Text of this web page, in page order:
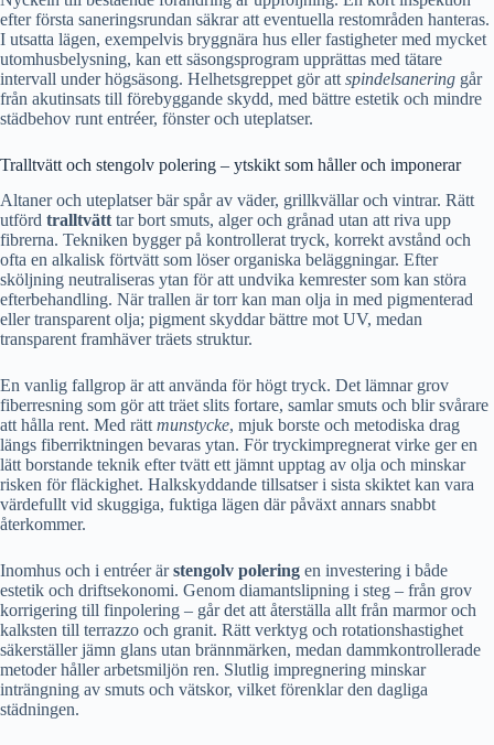
efter första saneringsrundan säkrar att eventuella restområden hanteras.
I utsatta lägen, exempelvis bryggnära hus eller fastigheter med mycket
utomhusbelysning, kan ett säsongsprogram upprättas med tätare
intervall under högsäsong. Helhetsgreppet gör att spindelsanering går
från akutinsats till förebyggande skydd, med bättre estetik och mindre
städbehov runt entréer, fönster och uteplatser.
Tralltvätt och stengolv polering – ytskikt som håller och imponerar
Altaner och uteplatser bär spår av väder, grillkvällar och vintrar. Rätt
utförd tralltvätt tar bort smuts, alger och grånad utan att riva upp
fibrerna. Tekniken bygger på kontrollerat tryck, korrekt avstånd och
ofta en alkalisk förtvätt som löser organiska beläggningar. Efter
sköljning neutraliseras ytan för att undvika kemrester som kan störa
efterbehandling. När trallen är torr kan man olja in med pigmenterad
eller transparent olja; pigment skyddar bättre mot UV, medan
transparent framhäver träets struktur.
En vanlig fallgrop är att använda för högt tryck. Det lämnar grov
fiberresning som gör att träet slits fortare, samlar smuts och blir svårare
att hålla rent. Med rätt munstycke, mjuk borste och metodiska drag
längs fiberriktningen bevaras ytan. För tryckimpregnerat virke ger en
lätt borstande teknik efter tvätt ett jämnt upptag av olja och minskar
risken för fläckighet. Halkskyddande tillsatser i sista skiktet kan vara
värdefullt vid skuggiga, fuktiga lägen där påväxt annars snabbt
återkommer.
Inomhus och i entréer ärstengolv polering en investering i både
estetik och driftsekonomi. Genom diamantslipning i steg – från grov
korrigering till finpolering – går det att återställa allt från marmor och
kalksten till terrazzo och granit. Rätt verktyg och rotationshastighet
säkerställer jämn glans utan brännmärken, medan dammkontrollerade
metoder håller arbetsmiljön ren. Slutlig impregnering minskar
inträngning av smuts och vätskor, vilket förenklar den dagliga
städningen.